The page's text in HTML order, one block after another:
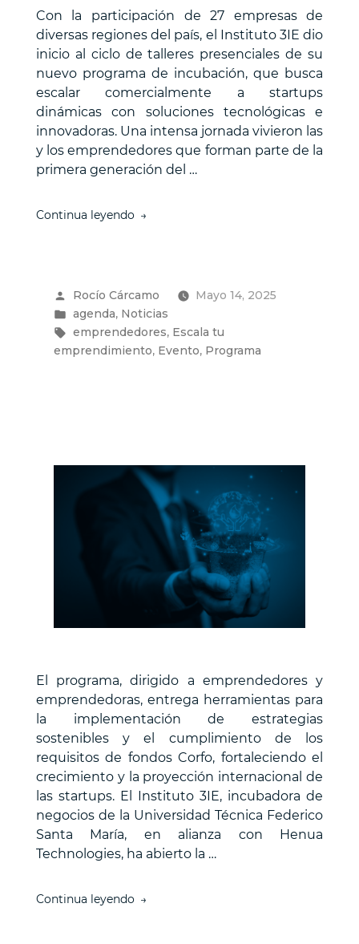
Con la participación de 27 empresas de
diversas regiones del país, el Instituto 3IE dio
inicio al ciclo de talleres presenciales de su
nuevo programa de incubación, que busca
escalar comercialmente a startups
dinámicas con soluciones tecnológicas e
innovadoras. Una intensa jornada vivieron las
y los emprendedores que forman parte de la
primera generación del …
Continua leyendo“Startups
crecimiento
iniciaron
programa
Escala
modelos
de
negocio
escalables”
Publicado
por
Rocío Cárcamo Mayo 14, 2025
Publicado
en
agenda, Noticias
Etiquetas:
emprendedores, Escala tu
emprendimiento, Evento, Programa
El programa, dirigido a emprendedores y
emprendedoras, entrega herramientas para
la implementación de estrategias
sostenibles y el cumplimiento de los
requisitos de fondos Corfo, fortaleciendo el
crecimiento y la proyección internacional de
las startups. El Instituto 3IE, incubadora de
negocios de la Universidad Técnica Federico
Santa María, en alianza con Henua
Technologies, ha abierto la …
Continua leyendo“Instituto